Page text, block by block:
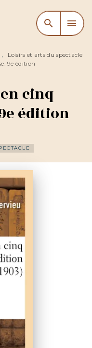
CONTENU
search menu
•
Loisirs et arts du spectacle
9e édition
cinq
édition